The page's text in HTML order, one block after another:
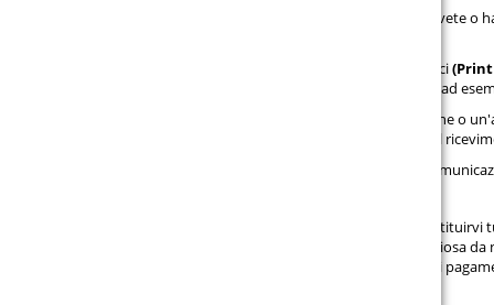
in cui voi o un terzo da voi nominato, che non è il trasportatore, avete
Per esercitare il suo diritto di recesso, l'utente è tenuto a informarci(Print
recedere dal presente contratto tramite una dichiarazione chiara (ad
Potete compilare e trasmettere il facsimile del modulo di rescissione
vi inoltriamo immediatamente (p. es. per e-mail) una conferma del
Al fine dell'osservanza del termine di revoca è sufficiente che la
Qualora rescindiate il presente contratto, abbiamo l'obbligo di
termine di consegna diverso dalla consegna standard più vantaggiosa
contratto. Per questa restituzione utilizziamo la stessa modalità di